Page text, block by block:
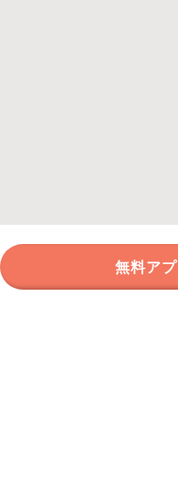
無料ア